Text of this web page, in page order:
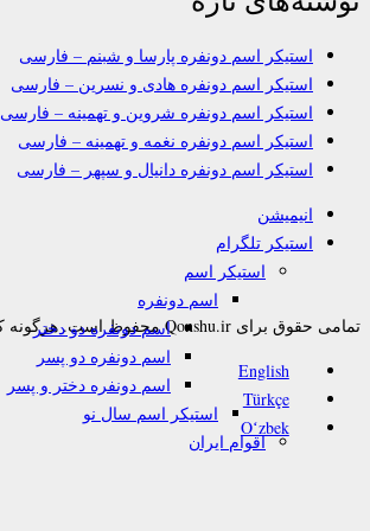
استیکر اسم دونفره پارسا و شبنم – فارسی
استیکر اسم دونفره هادی و نسرین – فارسی
استیکر اسم دونفره شروین و تهمینه – فارسی
استیکر اسم دونفره نغمه و تهمینه – فارسی
استیکر اسم دونفره دانیال و سپهر – فارسی
انیمیشن
استیکر تلگرام
استیکر اسم
اسم دونفره
اسم دونفره دو دختر
اسم دونفره دو پسر
اسم دونفره دختر و پسر
استیکر اسم سال نو
اقوام ایران
تمامی حقوق برای Qonshu.ir محفوظ است. هرگونه کپی برداری و تغییر در محتوا به هر نحوی پیگرد قانونی دارد.
English
Türkçe
Oʻzbek